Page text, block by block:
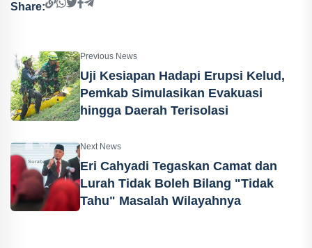
Share:
Previous News
Uji Kesiapan Hadapi Erupsi Kelud,
Pemkab Simulasikan Evakuasi
hingga Daerah Terisolasi
Next News
Eri Cahyadi Tegaskan Camat dan
Lurah Tidak Boleh Bilang "Tidak
Tahu" Masalah Wilayahnya